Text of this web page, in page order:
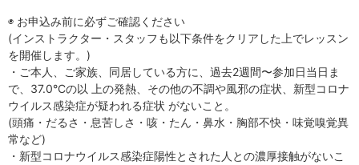
◉ お申込み前に必ずご確認ください
(インストラクター・スタッフも以下条件をクリアした上でレッスン
を開催します。)
・ご本人、ご家族、同居している方に、過去2週間〜参加日当日ま
で、37.0°Cの以 上の発熱、その他の不調や風邪の症状、新型コロナ
ウイルス感染症が疑われる症状 がないこと。
(頭痛・だるさ・息苦しさ・咳・たん・鼻水・胸部不快・味覚嗅覚異
常など)
・新型コロナウイルス感染症陽性とされた人との濃厚接触がないこ